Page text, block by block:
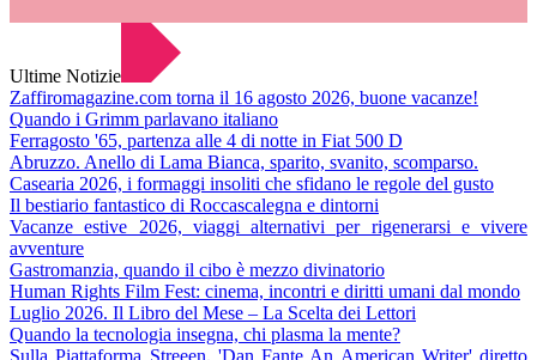
Ultime Notizie
Zaffiromagazine.com torna il 16 agosto 2026, buone vacanze!
Quando i Grimm parlavano italiano
Ferragosto '65, partenza alle 4 di notte in Fiat 500 D
Abruzzo. Anello di Lama Bianca, sparito, svanito, scomparso.
Casearia 2026, i formaggi insoliti che sfidano le regole del gusto
Il bestiario fantastico di Roccascalegna e dintorni
Vacanze estive 2026, viaggi alternativi per rigenerarsi e vivere
avventure
Gastromanzia, quando il cibo è mezzo divinatorio
Human Rights Film Fest: cinema, incontri e diritti umani dal mondo
Luglio 2026. Il Libro del Mese – La Scelta dei Lettori
Quando la tecnologia insegna, chi plasma la mente?
Sulla Piattaforma Streeen, 'Dan Fante An American Writer' diretto